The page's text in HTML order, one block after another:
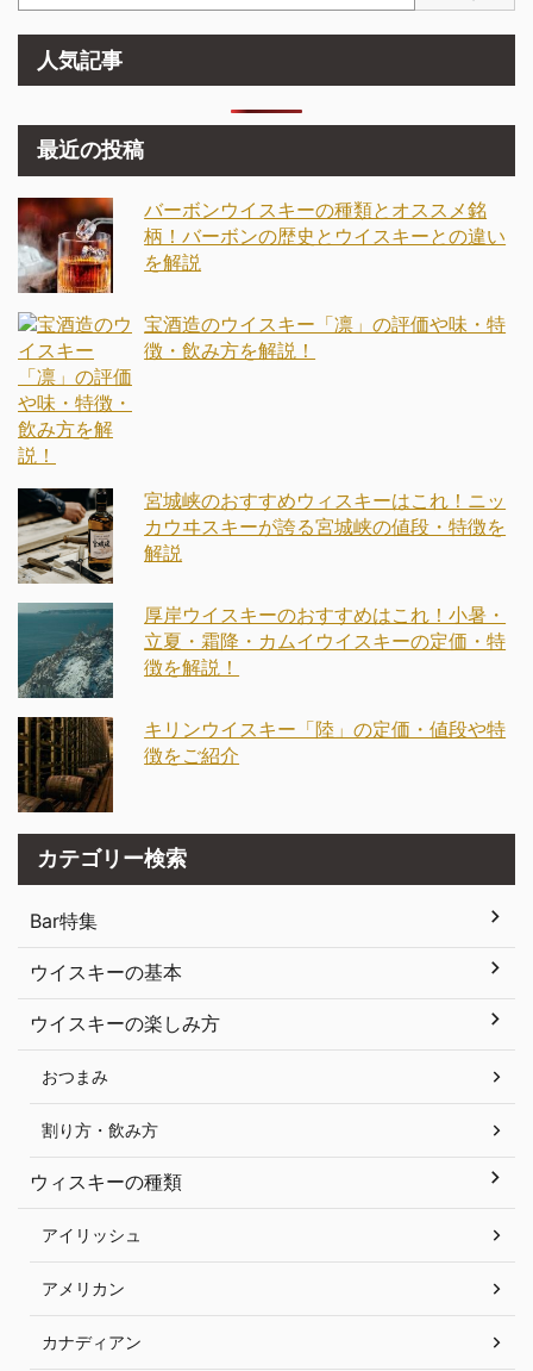
人気記事
最近の投稿
バーボンウイスキーの種類とオススメ銘
柄！バーボンの歴史とウイスキーとの違い
を解説
宝酒造のウイスキー「凛」の評価や味・特
徴・飲み方を解説！
宮城峡のおすすめウィスキーはこれ！ニッ
カウヰスキーが誇る宮城峡の値段・特徴を
解説
厚岸ウイスキーのおすすめはこれ！小暑・
立夏・霜降・カムイウイスキーの定価・特
徴を解説！
キリンウイスキー「陸」の定価・値段や特
徴をご紹介
カテゴリー検索
Bar特集
ウイスキーの基本
ウイスキーの楽しみ方
おつまみ
割り方・飲み方
ウィスキーの種類
アイリッシュ
アメリカン
カナディアン